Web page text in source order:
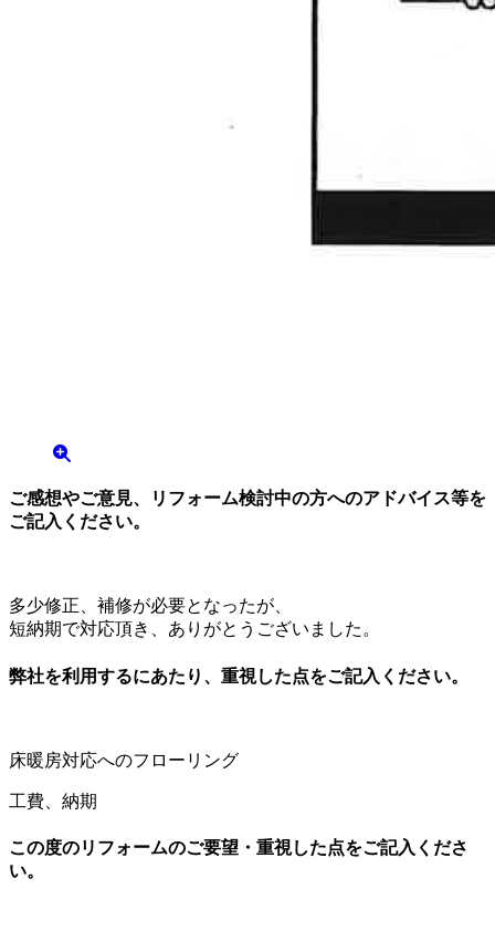
ご感想やご意見、リフォーム検討中の方へのアドバイス等を
ご記入ください。
多少修正、補修が必要となったが、
短納期で対応頂き、ありがとうございました。
弊社を利用するにあたり、重視した点をご記入ください。
床暖房対応へのフローリング
工費、納期
この度のリフォームのご要望・重視した点をご記入くださ
い。